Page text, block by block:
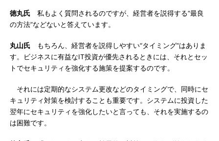
徳丸氏 私もよく質問されるのですが、経営者を説得する“最良
の方法”などないと答えています。
丸山氏 もちろん、経営者を説得しやすい“タイミング”はありま
す。ビジネスに有益なIT投資が優先されるときには、それとセッ
トでセキュリティを強化する施策を提案するのです。
それには定期的なシステム更改などのタイミングで、同時にセ
キュリティ対策を検討することも重要です。システムに投資した
翌年にセキュリティを強化したいと言っても、それを実施するの
は困難です。